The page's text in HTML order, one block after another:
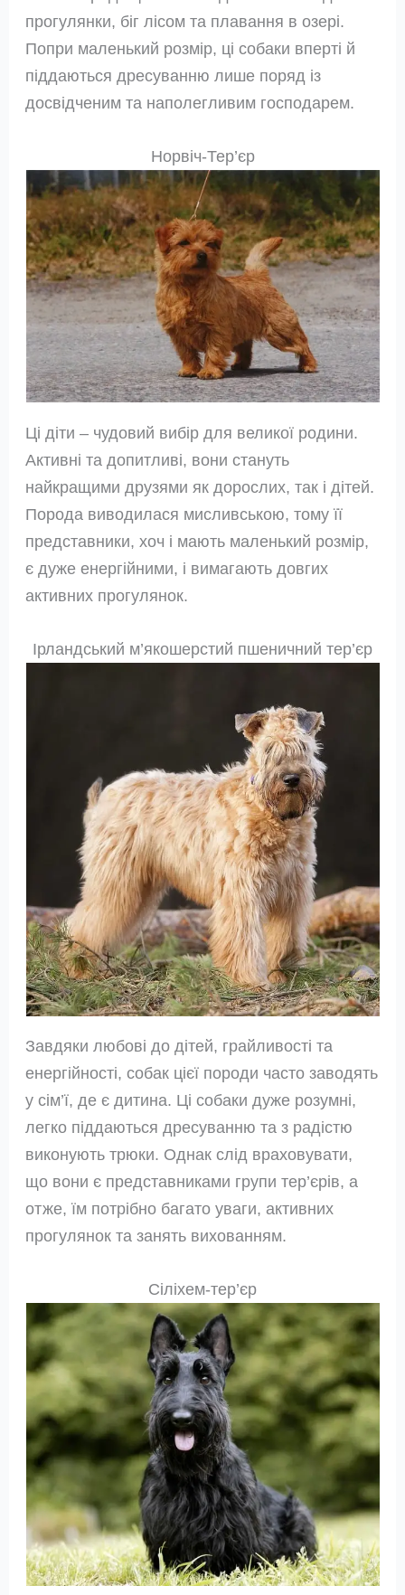
прогулянки, біг лісом та плавання в озері.
Попри маленький розмір, ці собаки вперті й
піддаються дресуванню лише поряд із
досвідченим та наполегливим господарем.
Норвіч-Тер’єр
Ці діти – чудовий вибір для великої родини.
Активні та допитливі, вони стануть
найкращими друзями як дорослих, так і дітей.
Порода виводилася мисливською, тому її
представники, хоч і мають маленький розмір,
є дуже енергійними, і вимагають довгих
активних прогулянок.
Ірландський м’якошерстий пшеничний тер’єр
Завдяки любові до дітей, грайливості та
енергійності, собак цієї породи часто заводять
у сім’ї, де є дитина. Ці собаки дуже розумні,
легко піддаються дресуванню та з радістю
виконують трюки. Однак слід враховувати,
що вони є представниками групи тер’єрів, а
отже, їм потрібно багато уваги, активних
прогулянок та занять вихованням.
Сіліхем-тер’єр